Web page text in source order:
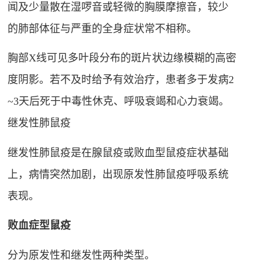
闻及少量散在湿啰音或轻微的胸膜摩擦音，较少
的肺部体征与严重的全身症状常不相称。
胸部X线可见多叶段分布的斑片状边缘模糊的高密
度阴影。若不及时给予有效治疗，患者多于发病2
~3天后死于中毒性休克、呼吸衰竭和心力衰竭。
继发性肺鼠疫
继发性肺鼠疫是在腺鼠疫或败血型鼠疫症状基础
上，病情突然加剧，出现原发性肺鼠疫呼吸系统
表现。
败血症型鼠疫
分为原发性和继发性两种类型。